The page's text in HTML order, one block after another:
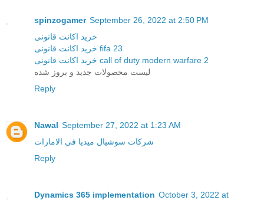
spinzogamer September 26, 2022 at 2:50 PM
خرید اکانت قانونی
خرید اکانت قانونی fifa 23
خرید اکانت قانونی call of duty modern warfare 2
لیست محصولات جدید و بروز شده
Reply
Nawal September 27, 2022 at 1:23 AM
شركات سوشيال ميديا في الامارات
Reply
Dynamics 365 implementation October 3, 2022 at